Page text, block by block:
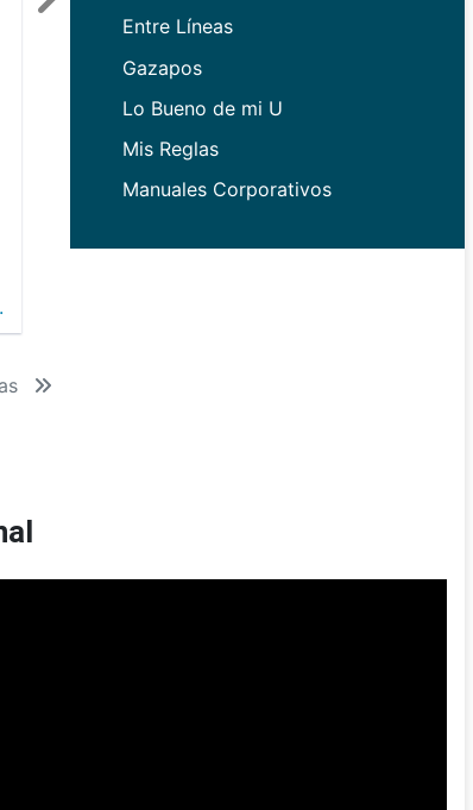
Entre Líneas
Gazapos
Lo Bueno de mi U
Mis Reglas
Manuales Corporativos